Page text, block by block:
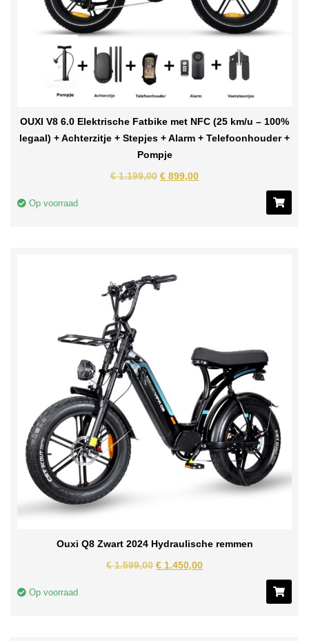
OUXI V8 6.0 Elektrische Fatbike met NFC (25 km/u – 100%
legaal) + Achterzitje + Stepjes + Alarm + Telefoonhouder +
Pompje
€1.199,00 € 899,00
Op voorraad
Ouxi Q8 Zwart 2024 Hydraulische remmen
€1.599,00 € 1.450,00
Op voorraad